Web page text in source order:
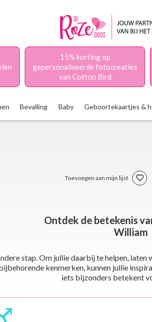
15% korting op
gepersonaliseerde fotocreaties
van Cotton Bird
Bevalling Baby Geboortekaartjes &
Toevoegen aan mijn lijst
Ontdek de betekenis
William
stap. Om jullie daarbij te helpen,
kenmerken, kunnen jullie
iets bijzonders betekent